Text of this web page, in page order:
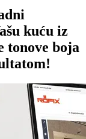
kuću iz
tonove boja